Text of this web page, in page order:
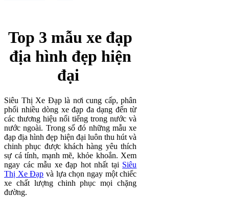
Top 3 mẫu xe đạp
địa hình đẹp hiện
đại
Siêu Thị Xe Đạp là nơi cung cấp, phân
phối nhiều dòng xe đạp đa dạng đến từ
các thương hiệu nổi tiếng trong nước và
nước ngoài. Trong số đó những mẫu xe
đạp địa hình đẹp hiện đại luôn thu hút và
chinh phục được khách hàng yêu thích
sự cá tính, mạnh mẽ, khỏe khoắn. Xem
ngay các mẫu xe đạp hot nhất tại Siêu
Thị Xe Đạp và lựa chọn ngay một chiếc
xe chất lượng chinh phục mọi chặng
đường.